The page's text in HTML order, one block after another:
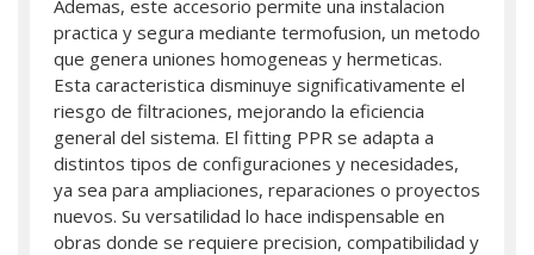
Ademas, este accesorio permite una instalacion
practica y segura mediante termofusion, un metodo
que genera uniones homogeneas y hermeticas.
Esta caracteristica disminuye significativamente el
riesgo de filtraciones, mejorando la eficiencia
general del sistema. El fitting PPR se adapta a
distintos tipos de configuraciones y necesidades,
ya sea para ampliaciones, reparaciones o proyectos
nuevos. Su versatilidad lo hace indispensable en
obras donde se requiere precision, compatibilidad y